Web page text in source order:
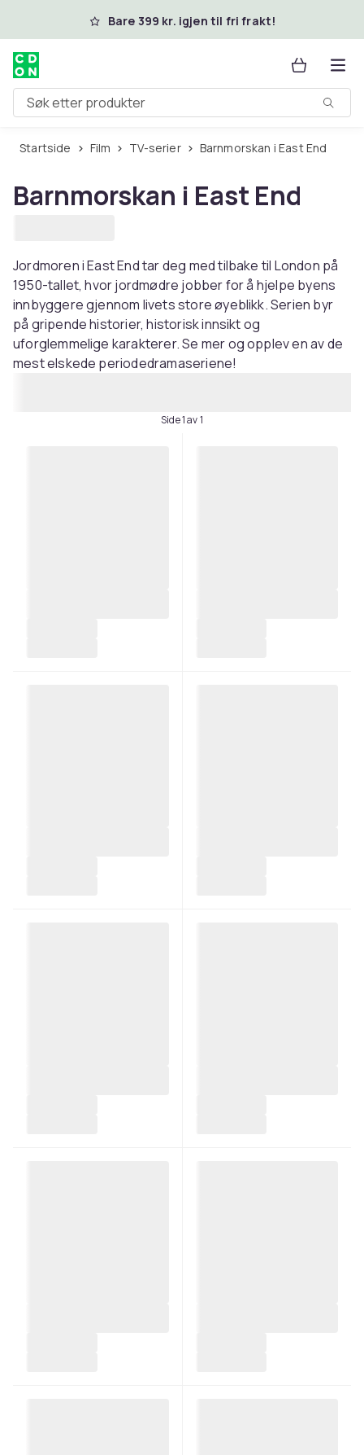
Hopp til hovedinnholdBare 399 kr. igjen til fri frakt!
Søk etter produkter
Startside Film TV-serier Barnmorskan i East End
Barnmorskan i East End
Jordmoren i East End tar deg med tilbake til London på
1950-tallet, hvor jordmødre jobber for å hjelpe byens
innbyggere gjennom livets store øyeblikk. Serien byr
på gripende historier, historisk innsikt og
uforglemmelige karakterer. Se mer og opplev en av de
mest elskede periodedramaseriene!
Side 1 av 1